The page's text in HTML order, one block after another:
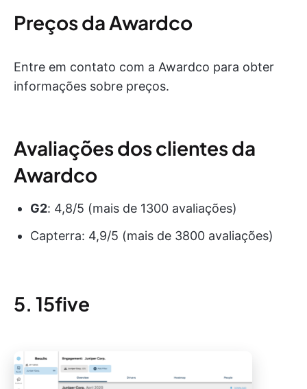
Preços da Awardco
Entre em contato com a Awardco para obter
informações sobre preços.
Avaliações dos clientes da
Awardco
G2: 4,8/5 (mais de 1300 avaliações)
Capterra: 4,9/5 (mais de 3800 avaliações)
5. 15five